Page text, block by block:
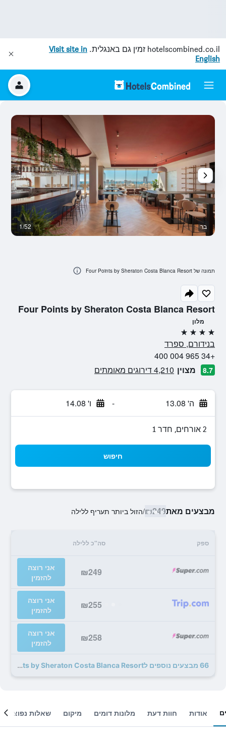
hotelscombined.co.il זמין גם באנגלית. Visit site in
English
Four Points by Sheraton Costa Blanca Resort
מלון
4 כוכבים
בנידורם, ספרד
+34 965 004 400
8.7 מצוין 4,210 דירוגים מאומתים
ה' 13.08 - ו' 14.08
2 אורחים, חדר 1
חיפוש
מבצעים מאת₪249
/הזול ביותר תעריף ללילה
ספק סה"כ ללילה
₪249
אני רוצה
להזמין
₪255
אני רוצה
להזמין
₪258
אני רוצה
להזמין
66 מבצעים נוספים לFour Points by Sheraton Costa Blanca Resort
בר 1/52
תמונה של Four Points by Sheraton Costa Blanca Resort
אודות חוות דעת מלונות דומים מיקום שאלות נפוצות